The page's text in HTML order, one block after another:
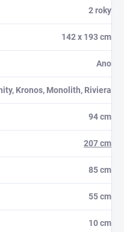
2 roky
142 x 193 cm
Ano
Kronos, Monolith, Riviera
94 cm
207 cm
85 cm
55 cm
10 cm